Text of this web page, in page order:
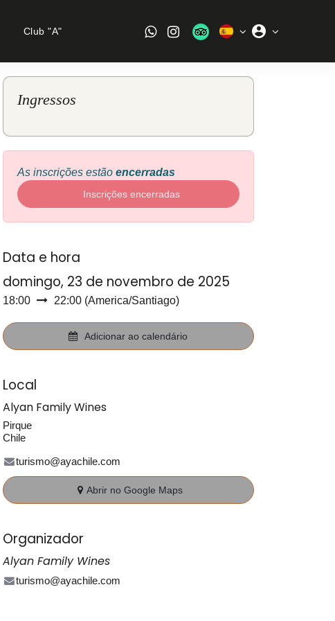
Club "A"
Ingressos
As inscrições estão encerradas
Inscrições encerradas
Data e hora
domingo, 23 de novembro de 2025
18:00 22:00(America/Santiago)
Adicionar ao calendário
Local
Alyan Family Wines
Pirque
Chile
turismo@ayachile.com
Abrir no Google Maps
Organizador
Alyan Family Wines
turismo@ayachile.com